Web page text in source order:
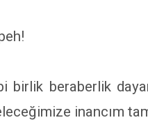
birlik beraberlik
inancım